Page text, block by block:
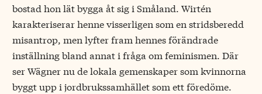
bostad hon lät bygga åt sig i Småland. Wirtén
karakteriserar henne visserligen som en stridsberedd
misantrop, men lyfter fram hennes förändrade
inställning bland annat i fråga om feminismen. Där
ser Wägner nu de lokala gemenskaper som kvinnorna
byggt upp i jordbrukssamhället som ett föredöme.